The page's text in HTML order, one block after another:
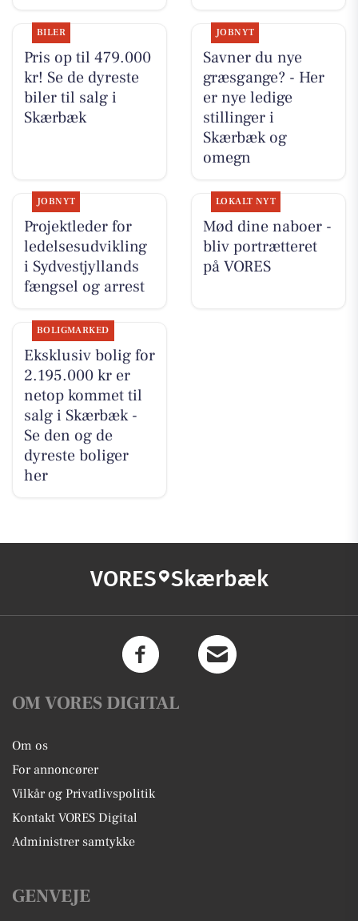
BILER
Pris op til 479.000
kr! Se de dyreste
biler til salg i
Skærbæk
JOBNYT
Savner du nye
græsgange? - Her
er nye ledige
stillinger i
Skærbæk og
omegn
JOBNYT
Projektleder for
ledelsesudvikling
i Sydvestjyllands
fængsel og arrest
LOKALT NYT
Mød dine naboer -
bliv portrætteret
på VORES
BOLIGMARKED
Eksklusiv bolig for
2.195.000 kr er
netop kommet til
salg i Skærbæk -
Se den og de
dyreste boliger
her
VORES Skærbæk
OM VORES DIGITAL
Om os
For annoncører
Vilkår og Privatlivspolitik
Kontakt VORES Digital
Administrer samtykke
GENVEJE